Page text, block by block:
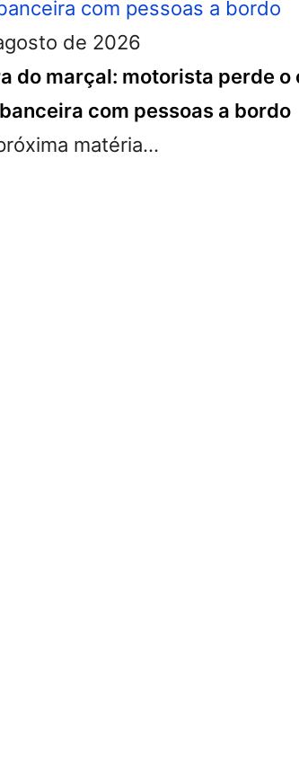
de 2026
do marçal: motorista perde
com pessoas a bordo
matéria...